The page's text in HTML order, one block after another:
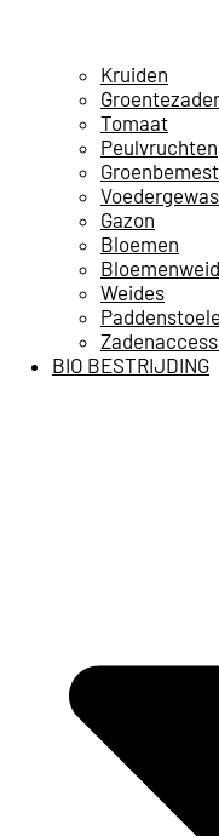
Kruiden
Tomaat
Peulvruchten
Gazon
Bloemen
Weides
BIO BESTRIJDING